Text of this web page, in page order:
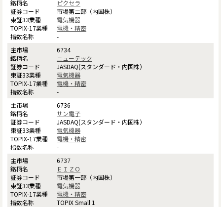
ピクセラ
市場第二部（内国株）
電気機器
電機・精密
-
6734
ニューテック
JASDAQ(スタンダード・内国株）
電気機器
電機・精密
-
6736
サン電子
JASDAQ(スタンダード・内国株）
電気機器
電機・精密
-
6737
ＥＩＺＯ
市場第一部（内国株）
電気機器
電機・精密
TOPIX Small 1